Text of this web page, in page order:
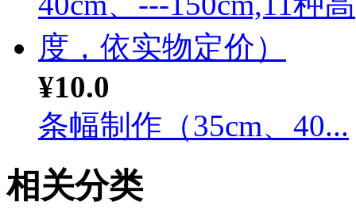
¥10.0
条幅制作（35cm、40...
相关分类